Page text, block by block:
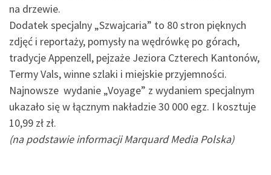
na drzewie.
Dodatek specjalny „Szwajcaria” to 80 stron pięknych
zdjęć i reportaży, pomysły na wędrówkę po górach,
tradycje Appenzell, pejzaże Jeziora Czterech Kantonów,
Termy Vals, winne szlaki i miejskie przyjemności.
Najnowsze wydanie „Voyage” z wydaniem specjalnym
ukazało się w łącznym nakładzie 30 000 egz. I kosztuje
10,99 zł zł.
(na podstawie informacji Marquard Media Polska)